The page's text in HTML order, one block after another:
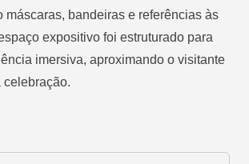
máscaras, bandeiras e referências às
expositivo foi estruturado para
imersiva, aproximando o visitante
celebração.